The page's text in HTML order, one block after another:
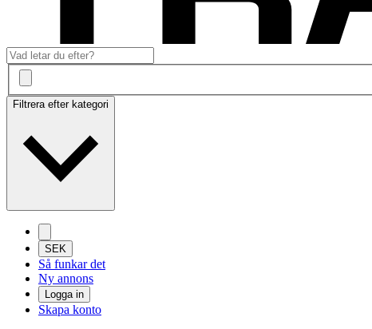
Filtrera efter kategori
SEK
Så funkar det
Ny annons
Logga in
Skapa konto